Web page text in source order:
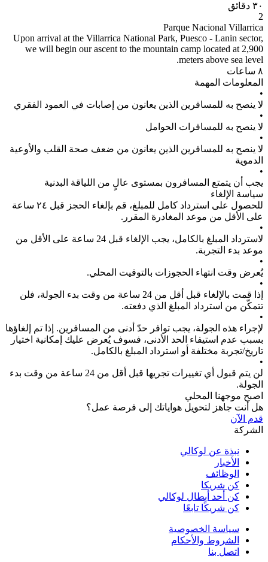
٣٠ دقائق
2
Parque Nacional Villarrica
Upon arrival at the Villarrica National Park, Puesco - Lanin sector,
we will begin our ascent to the mountain camp located at 2,900
meters above sea level.
٨ ساعات
المعلومات المهمة
•
لا ينصح به للمسافرين الذين يعانون من إصابات في العمود الفقري
•
لا ينصح به للمسافرات الحوامل
•
لا ينصح به للمسافرين الذين يعانون من ضعف صحة القلب والأوعية
الدموية
•
يجب أن يتمتع المسافرون بمستوى عالٍ من اللياقة البدنية
سياسة الإلغاء
للحصول على استرداد كامل للمبلغ، قم بإلغاء الحجز قبل ٢٤ ساعة
على الأقل من موعد المغادرة المقرر.
•
لاسترداد المبلغ بالكامل، يجب الإلغاء قبل 24 ساعة على الأقل من
موعد بدء التجربة.
•
يُعرض وقت انتهاء الحجوزات بالتوقيت المحلي.
•
إذا قمت بالإلغاء قبل أقل من 24 ساعة من وقت بدء الجولة، فلن
تتمكّن من استرداد المبلغ الذي دفعته.
•
لإجراء هذه الجولة، يجب توافر حدّ أدنى من المسافرين. إذا تم إلغاؤها
بسبب عدم استيفاء الحد الأدنى، فسوف يُعرض عليك إمكانية اختيار
تاريخ/تجربة مختلفة أو استرداد المبلغ بالكامل.
•
لن يتم قبول أي تغييرات تجريها قبل أقل من 24 ساعة من وقت بدء
الجولة.
اصبح موجهنا المحلي
هل أنت جاهز لتحويل هواياتك إلى فرصة عمل؟
قدم الآن
الشركة
نبذة عن لوكالي
الأخبار
الوظائف
كن شريكا
كن أحد أبطال لوكالي
كن شريكًا تابعًا
سياسة الخصوصية
الشروط والأحكام
اتصل بنا